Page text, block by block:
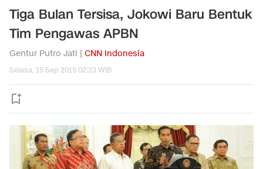
Tiga Bulan Tersisa, Jokowi Baru Bentuk
Tim Pengawas APBN
Gentur Putro Jati | CNN Indonesia
Selasa, 15 Sep 2015 02:23 WIB